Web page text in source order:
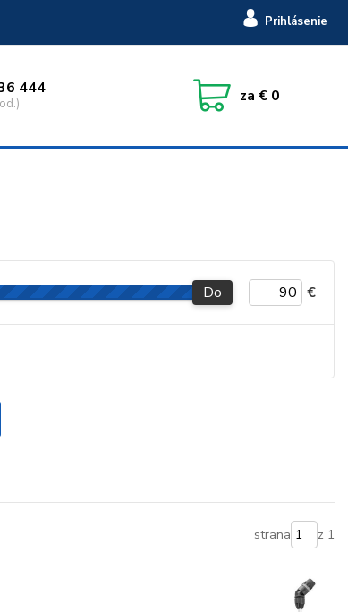
Prihlásenie
444 za € 0
Do €
strana z 1